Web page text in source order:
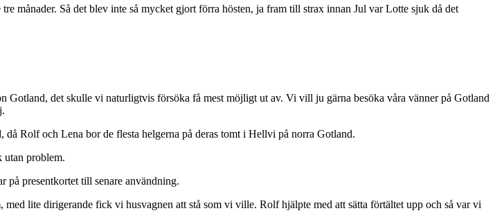
månader. Så det blev inte så mycket gjort förra hösten, ja fram till strax innan Jul var Lotte sjuk då det
det skulle vi naturligtvis försöka få mest möjligt ut av. Vi vill ju gärna besöka våra vänner på Gotland
Rolf och Lena bor de flesta helgerna på deras tomt i Hellvi på norra Gotland.
utan problem.
på presentkortet till senare användning.
lite dirigerande fick vi husvagnen att stå som vi ville. Rolf hjälpte med att sätta förtältet upp och så var vi